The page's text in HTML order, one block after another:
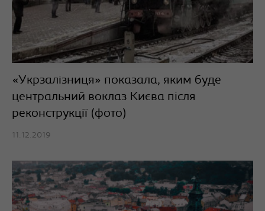
«Укрзалізниця» показала, яким буде
центральний воклаз Києва після
реконструкції (фото)
11.12.2019